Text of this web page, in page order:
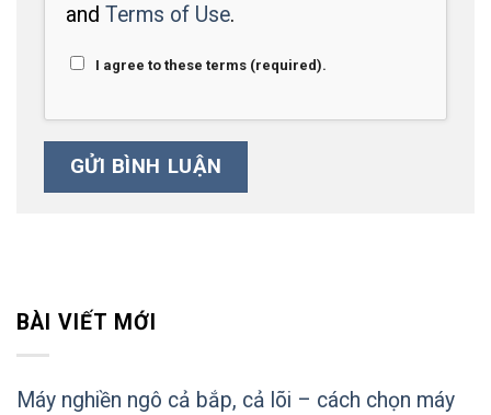
andTerms of Use.
I agree to these terms (required).
BÀI VIẾT MỚI
Máy nghiền ngô cả bắp, cả lõi – cách chọn máy